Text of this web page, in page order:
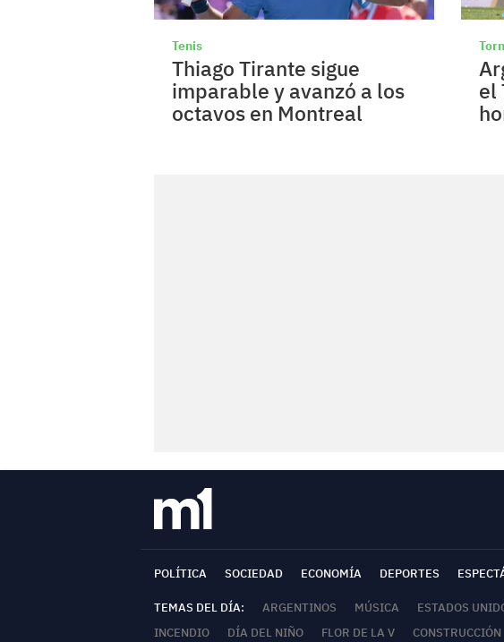
Tenis
Thiago Tirante sigue
imparable y avanzó a los
octavos en Montreal
el
POLÍTICA SOCIEDAD ECONOMÍA DEPORTES
TEMAS DEL DÍA: ARGENTINOS MÚSICA ESTADOS
INCENDIO
DÍA DEL NIÑO FLOR DE LA V CONSTRUCCIÓN